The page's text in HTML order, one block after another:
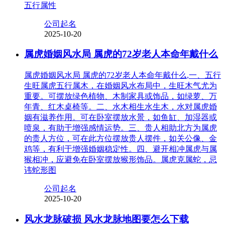
五行属性
公司起名
2025-10-20
属虎婚姻风水局 属虎的72岁老人本命年戴什么
属虎婚姻风水局 属虎的72岁老人本命年戴什么,一、五行
生旺属虎五行属木，在婚姻风水布局中，生旺木气尤为
重要。可摆放绿色植物、木制家具或饰品，如绿萝、万
年青、红木桌椅等。二、水木相生水生木，水对属虎婚
姻有滋养作用。可在卧室摆放水景，如鱼缸、加湿器或
喷泉，有助于增强感情运势。三、贵人相助北方为属虎
的贵人方位，可在此方位摆放贵人摆件，如关公像、金
鸡等，有利于增强婚姻稳定性。四、避开相冲属虎与属
猴相冲，应避免在卧室摆放猴形饰品。属虎克属蛇，忌
讳蛇形图
公司起名
2025-10-20
风水龙脉破损 风水龙脉地图要怎么下载